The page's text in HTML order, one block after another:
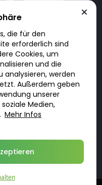
Doktorabc ist ausdrücklich
keine Medikamente oder
Jegliche Informationen zu
der Internetseite beinhalten
Einhaltung der in Ihrem Land
sind Sie als Nutzer
Services auf Doktorabc durch
Verantwortung. Sie erklären,
zu besuchen und zu nutzen.
die für den
erforderlich sind
Cookies, um
und die
analysieren, werden
Außerdem geben
unserer
Medien,
Mehr Infos